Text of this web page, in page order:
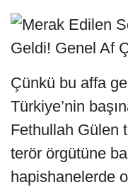
Çünkü bu affa
Türkiye’nin
Fethullah Gülen
terör örgütüne
hapishanelerde